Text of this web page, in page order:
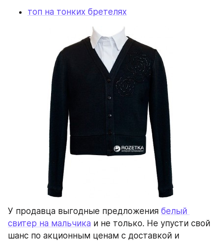
топ на тонких бретелях
У продавца выгодные предложения белый
свитер на мальчика и не только. Не упусти свой
шанс по акционным ценам с доставкой и